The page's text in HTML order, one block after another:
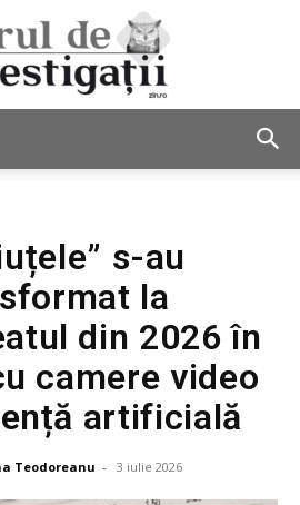
de
s-au
la
din 2026 în
camere video
artificială
Teodoreanu - 3 iulie 2026